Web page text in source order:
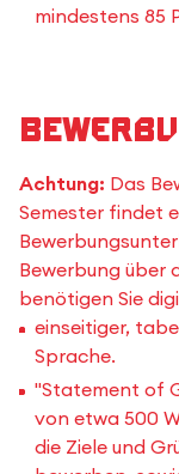
mindestens 85
Achtung: Das
Semester findet
Bewerbung über
benötigen Sie
einseitiger,
Sprache.
"Statement of
von etwa 500
die Ziele und